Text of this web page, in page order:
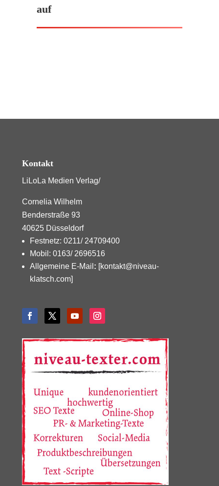
auf
Kontakt
LiLoLa Medien Verlag/
Cornelia Wilhelm
Benderstraße 93
40625 Düsseldorf
Festnetz: 0211/ 24709400
Mobil: 0163/ 2696516
Allgemeine E-Mail : [kontakt@niveau-
klatsch.com]